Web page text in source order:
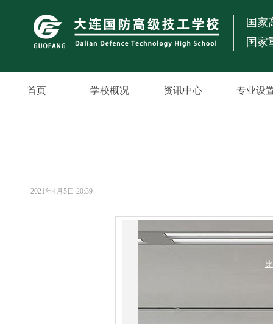
国家
国家
首页 学校概况 资讯中心 专业设
2021年4月5日 20:39